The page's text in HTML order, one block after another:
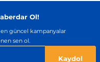
Ol!
güncel kampanyalar
sen ol.
Kaydol